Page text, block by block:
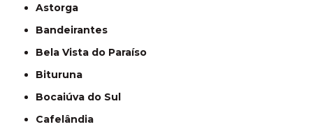
Astorga
Bandeirantes
Bela Vista do Paraíso
Bituruna
Bocaiúva do Sul
Cafelândia